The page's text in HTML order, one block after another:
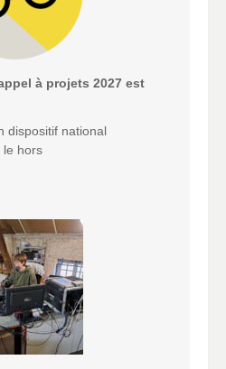
à projets 2027 est
dispositif national
le hors